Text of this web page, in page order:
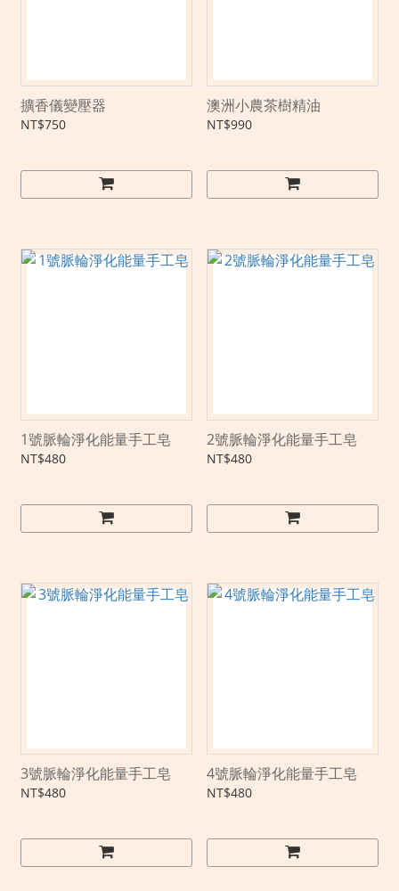
擴香儀變壓器
NT$750
澳洲小農茶樹精油
NT$990
1號脈輪淨化能量手工皂
NT$480
2號脈輪淨化能量手工皂
NT$480
3號脈輪淨化能量手工皂
NT$480
4號脈輪淨化能量手工皂
NT$480